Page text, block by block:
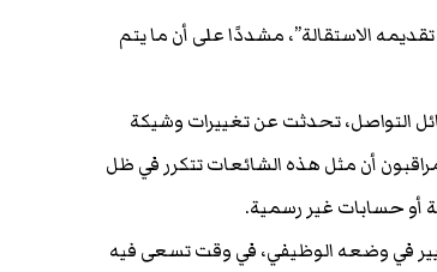
الاستقالة”، مشددًا على أن ما يتم
التواصل، تحدثت عن تغييرات وشيكة
أن مثل هذه الشائعات تتكرر في ظل
أو حسابات غير رسمية.
في وضعه الوظيفي، في وقت تسعى فيه